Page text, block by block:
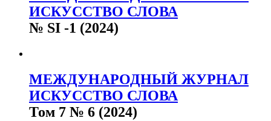
ИСКУССТВО СЛОВА
№ SI -1 (2024)
МЕЖДУНАРОДНЫЙ ЖУРНАЛ
ИСКУССТВО СЛОВА
Том 7 № 6 (2024)